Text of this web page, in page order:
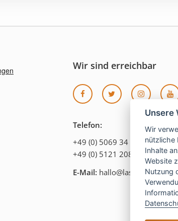
Wir sind erreichbar
Telefon:
+49 (0) 5069 34 870
+49 (0) 5121 208 990
E-Mail: hallo@las-islas-
Unsere
Wir
nützliche
Inhalte
Website
Nutzung